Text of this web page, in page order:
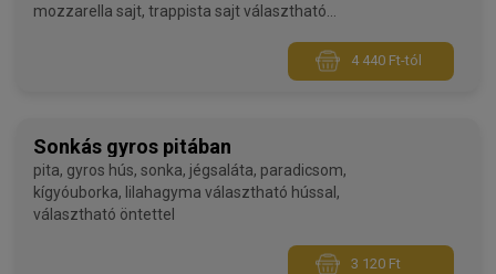
mozzarella sajt, trappista sajt választható
4 440 Ft-tól
Sonkás gyros pitában
pita, gyros hús, sonka, jégsaláta, paradicsom,
kígyóuborka, lilahagyma választható hússal,
választható öntettel
3 120 Ft